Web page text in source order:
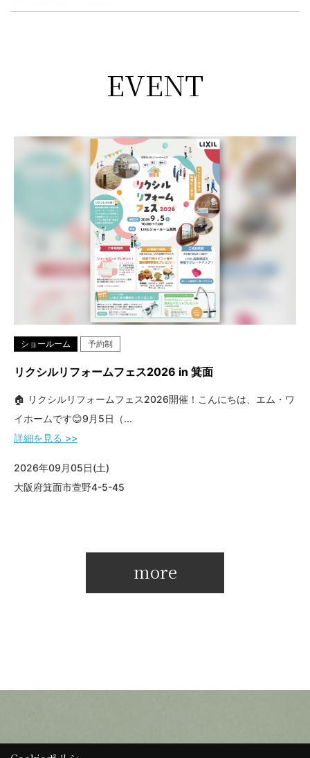
EVENT
ショールーム 予約制
リクシルリフォームフェス2026 in 箕面
🏠 リクシルリフォームフェス2026開催！こんにちは、エム・ワ
イホームです😊9月5日（...
詳細を見る >>
2026年09月05日(土)
大阪府箕面市萱野4-5-45
more